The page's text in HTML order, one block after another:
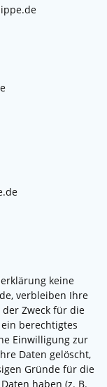
keine
verbleiben Ihre
Zweck für die
berechtigtes
Einwilligung zur
Daten gelöscht,
Gründe für die
haben (z. B.